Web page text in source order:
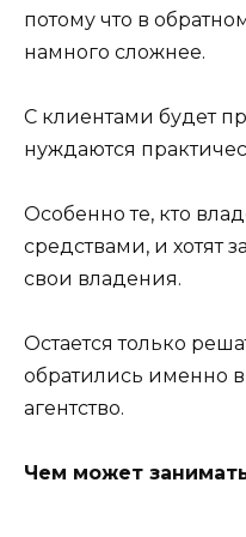
потому что в
намного сложнее.
С клиентами будет
нуждаются
Особенно те, кто
средствами, и хотят
свои владения.
Остается только
обратились именно
агентство.
Чем может